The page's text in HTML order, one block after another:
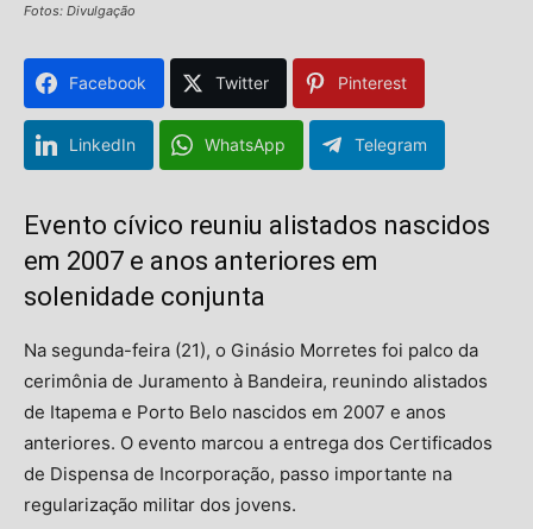
Fotos: Divulgação
Facebook Twitter Pinterest
LinkedIn WhatsApp Telegram
Evento cívico reuniu alistados nascidos
em 2007 e anos anteriores em
solenidade conjunta
Na segunda-feira (21), o Ginásio Morretes foi palco da
cerimônia de Juramento à Bandeira, reunindo alistados
de Itapema e Porto Belo nascidos em 2007 e anos
anteriores. O evento marcou a entrega dos Certificados
de Dispensa de Incorporação, passo importante na
regularização militar dos jovens.